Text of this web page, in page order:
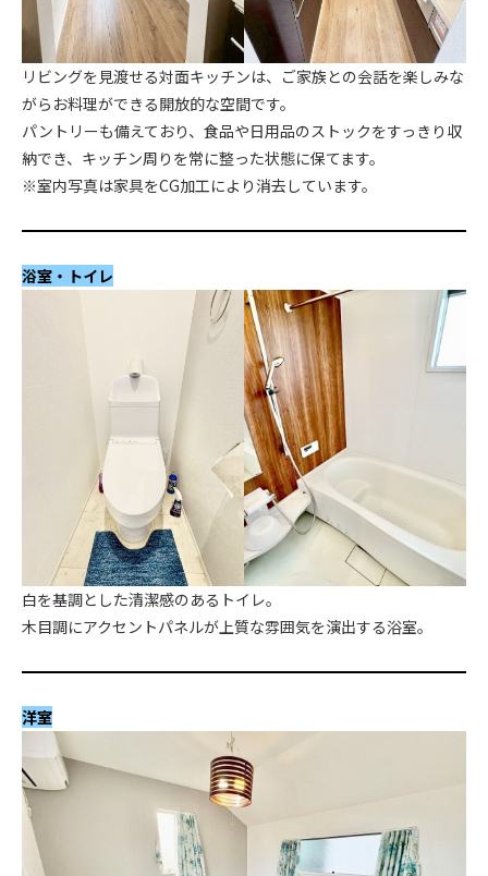
リビングを見渡せる対面キッチンは、ご家族との会話を楽しみな
がらお料理ができる開放的な空間です。
パントリーも備えており、食品や日用品のストックをすっきり収
納でき、キッチン周りを常に整った状態に保てます。
※室内写真は家具をCG加工により消去しています。
浴室・トイレ
白を基調とした清潔感のあるトイレ。
木目調にアクセントパネルが上質な雰囲気を演出する浴室。
洋室